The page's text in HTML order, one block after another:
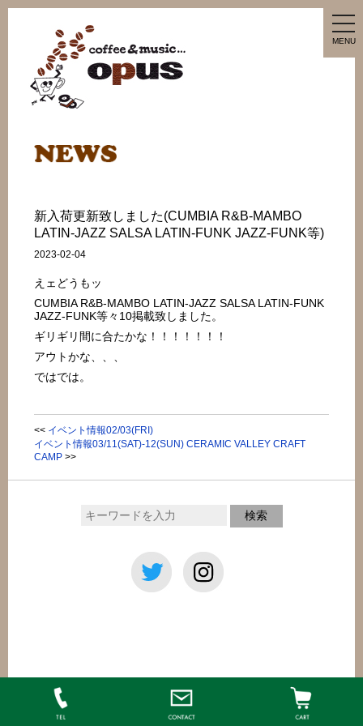
MENU
新入荷更新致しました(CUMBIA R&B-MAMBO
LATIN-JAZZ SALSA LATIN-FUNK JAZZ-FUNK等)
2023-02-04
えェどうもッ
CUMBIA R&B-MAMBO LATIN-JAZZ SALSA LATIN-FUNK
JAZZ-FUNK等々10掲載致しました。
ギリギリ間に合たかな！！！！！！！
アウトかな、、、
ではでは。
<< イベント情報02/03(FRI)
イベント情報03/11(SAT)-12(SUN) CERAMIC VALLEY CRAFT
CAMP >>